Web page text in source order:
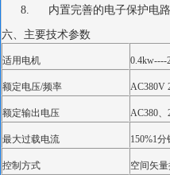
8. 内置完善的电子保护电路
六、主要技术参数
适用电机 0.4kw----
额定电压/频率 AC380V
额定输出电压 AC380、
最大过载电流 150%1
控制方式 空间矢